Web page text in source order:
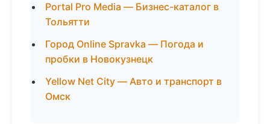
Portal Pro Media — Бизнес-каталог в
Тольятти
Город Online Spravka — Погода и
пробки в Новокузнецк
Yellow Net City — Авто и транспорт в
Омск